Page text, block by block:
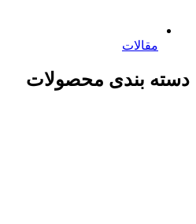
مقالات
دسته بندی محصولات